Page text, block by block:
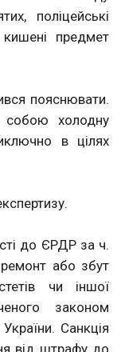
поліцейські
предмет
пояснювати.
холодну
в цілях
до ЄРДР за ч.
або збут
чи іншої
законом
Санкція